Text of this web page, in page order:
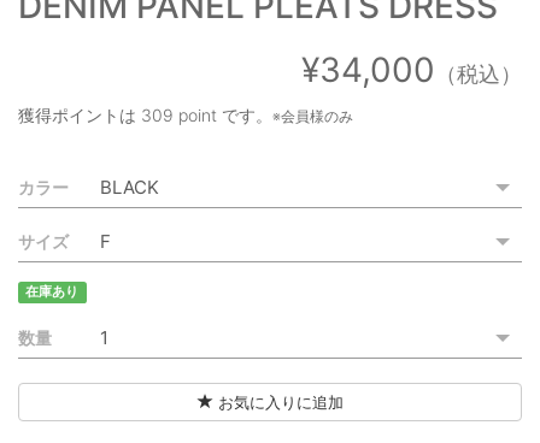
特定商取引法に基づく表記
ご利用規約
お問い合わせ
¥34,000 （税込）
獲得ポイントは 309 point です。 ※会員様のみ
カラー
サイズ
在庫あり
数量
お気に入りに追加